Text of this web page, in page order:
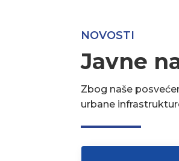
NOVOSTI
Javne
Zbog naše
urbane